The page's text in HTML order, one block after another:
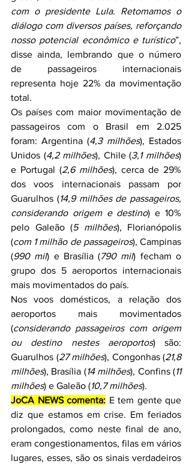
com o presidente Lula. Retomamos o
diálogo com diversos países, reforçando
nosso potencial econômico e turístico”,
disse ainda, lembrando que o número
de passageiros internacionais
representa hoje 22% da movimentação
total.
Os países com maior movimentação de
passageiros com o Brasil em 2.025
foram: Argentina (4,3 milhões), Estados
Unidos (4,2 milhões), Chile (3,1 milhões)
e Portugal (2,6 milhões), cerca de 29%
dos voos internacionais passam por
Guarulhos (14,9 milhões de passageiros,
considerando origem e destino) e 10%
pelo Galeão (5 milhões), Florianópolis
(com 1 milhão de passageiros), Campinas
(990 mil) e Brasília (790 mil) fecham o
grupo dos 5 aeroportos internacionais
mais movimentados do país.
Nos voos domésticos, a relação dos
aeroportos mais movimentados
(considerando passageiros com origem
ou destino nestes aeroportos) são:
Guarulhos (27 milhões), Congonhas (21,8
milhões), Brasília (14 milhões), Confins (11
milhões) e Galeão (10,7 milhões).
JoCA NEWS comenta: E tem gente que
diz que estamos em crise. Em feriados
prolongados, como neste final de ano,
eram congestionamentos, filas em vários
lugares, esses, são os sinais verdadeiros